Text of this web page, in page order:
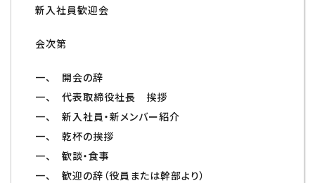
新入社員歓迎会
会次第
一、 開会の辞
一、 代表取締役社長 挨拶
一、 新入社員・新メンバー紹介
一、 乾杯の挨拶
一、 歓談・食事
一、 歓迎の辞（役員または幹部より）